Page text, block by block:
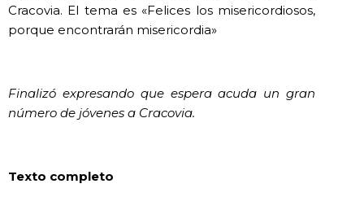
Cracovia. El tema es «Felices los misericordiosos,
porque encontrarán misericordia»
Finalizó expresando que espera acuda un gran
número de jóvenes a Cracovia.
Texto completo